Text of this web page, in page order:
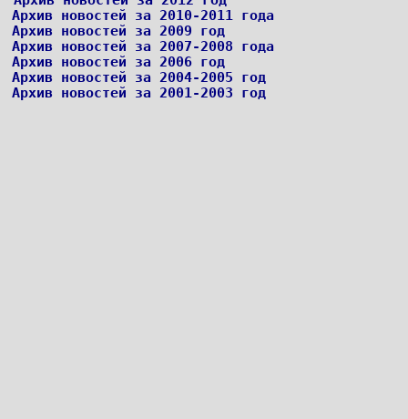
Архив новостей за 2010-2011 года
Архив новостей за 2009 год
Архив новостей за 2007-2008 года
Архив новостей за 2006 год
Архив новостей за 2004-2005 год
Архив новостей за 2001-2003 год